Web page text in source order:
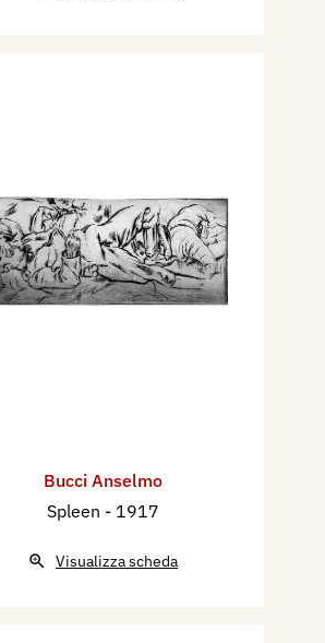
Bucci Anselmo
Spleen - 1917
Visualizza scheda